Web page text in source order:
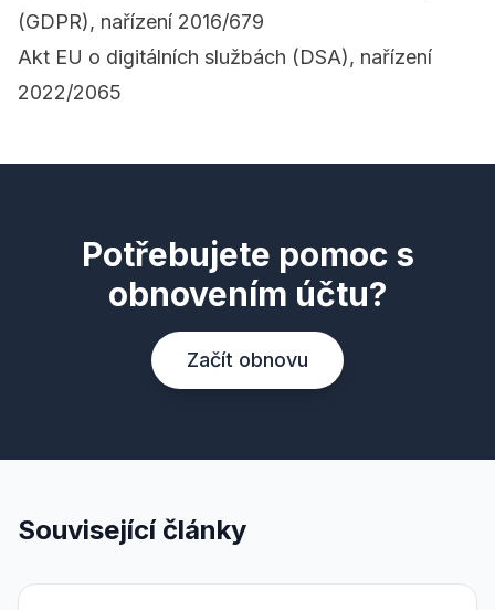
(GDPR), nařízení 2016/679
Akt EU o digitálních službách (DSA), nařízení
2022/2065
Potřebujete pomoc s
obnovením účtu?
Začít obnovu
Související články